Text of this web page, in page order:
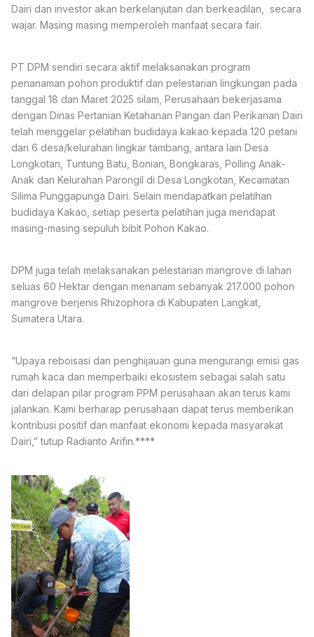
Dairi dan investor akan berkelanjutan dan berkeadilan, secara
wajar. Masing masing memperoleh manfaat secara fair.
PT DPM sendiri secara aktif melaksanakan program
penanaman pohon produktif dan pelestarian lingkungan pada
tanggal 18 dan Maret 2025 silam, Perusahaan bekerjasama
dengan Dinas Pertanian Ketahanan Pangan dan Perikanan Dairi
telah menggelar pelatihan budidaya kakao kepada 120 petani
dari 6 desa/kelurahan lingkar tambang, antara lain Desa
Longkotan, Tuntung Batu, Bonian, Bongkaras, Polling Anak-
Anak dan Kelurahan Parongil di Desa Longkotan, Kecamatan
Silima Punggapunga Dairi. Selain mendapatkan pelatihan
budidaya Kakao, setiap peserta pelatihan juga mendapat
masing-masing sepuluh bibit Pohon Kakao.
DPM juga telah melaksanakan pelestarian mangrove di lahan
seluas 60 Hektar dengan menanam sebanyak 217.000 pohon
mangrove berjenis Rhizophora di Kabupaten Langkat,
Sumatera Utara.
“Upaya reboisasi dan penghijauan guna mengurangi emisi gas
rumah kaca dan memperbaiki ekosistem sebagai salah satu
dari delapan pilar program PPM perusahaan akan terus kami
jalankan. Kami berharap perusahaan dapat terus memberikan
kontribusi positif dan manfaat ekonomi kepada masyarakat
Dairi,” tutup Radianto Arifin.****